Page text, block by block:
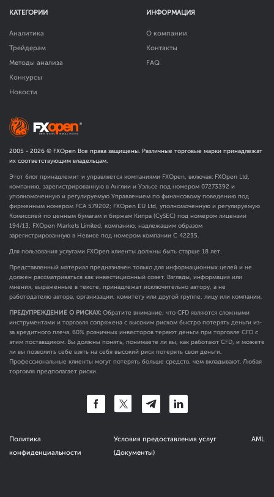
КАТЕГОРИИ
Аналитика
Трейдерам
Методы анализа
Конкурсы
Новости
ИНФОРМАЦИЯ
О компании
Контакты
FAQ
2005 - 2026 © FXOpen Все права защищены. Различные торговые марки принадлежат
их соответствующим владельцам.
Этот блог принадлежит и управляется компаниями FXOpen, включая: FXOpen Ltd,
компанию, зарегистрированную в Англии и Уэльсе под номером 07273392 и
уполномоченную и регулируемую Управлением по финансовому поведению под
фирменным номером FCA 579202; FXOpen EU Ltd, уполномоченную и регулируемую
Комиссией по ценным бумагам и биржам Кипра (CySEC) под номером лицензии
194/13; FXOpen Markets Limited, компанию, надлежащим образом
зарегистрированную в Невисе под номером компании C 42235.
Для пользования услугами FXOpen клиенты должны быть старше 18 лет.
Представленный материал предназначен только для информационных целей и не
должен рассматриваться как инвестиционный совет. Взгляды, информация или
мнения, выраженные в тексте, принадлежат исключительно автору, а не
работодателю автора, организации, комитету или другой группе, лицу или компании.
ПРЕДУПРЕЖДЕНИЕ О РИСКАХ: Обратите внимание, что CFD являются сложными
инструментами и торговля сопряжена с высоким риском быстро потерять деньги из-
за кредитного плеча. 60% розничных инвесторов теряют деньги при торговле CFD с
этим поставщиком. Вы должны понять, понимаете ли вы, как работают CFD, и можете
ли вы позволить себе взять на себя высокий риск потерять свои деньги.
Профессиональные клиенты могут потерять больше средств, чем вкладывают. Любая
торговля предполагает риски.
Политика
конфиденциальности
Условия предоставления услуг
(Документы)
AML